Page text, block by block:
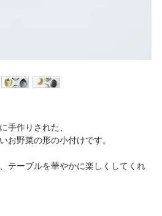
手作りされた、
お野菜の形の小付けです。
テーブルを華やかに楽しくしてくれ